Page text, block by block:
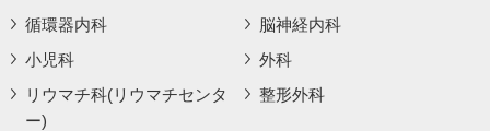
循環器内科
脳神経内科
小児科
外科
リウマチ科(リウマチセンタ
ー)
整形外科